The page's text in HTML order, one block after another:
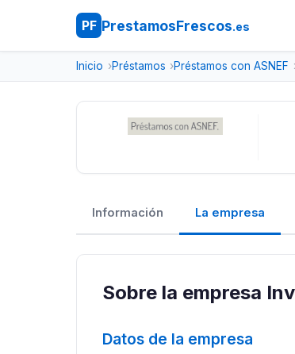
PF PrestamosFrescos.es
Inicio Préstamos Préstamos con ASNEF
Información La empresa
Sobre la empresa
Datos de la empresa